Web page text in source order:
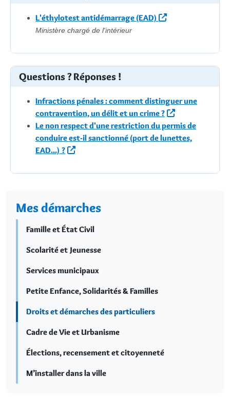
L'éthylotest antidémarrage (EAD)
Ministère chargé de l'intérieur
Questions ? Réponses !
Infractions pénales : comment distinguer une
contravention, un délit et un crime ?
Le non respect d'une restriction du permis de
conduire est-il sanctionné (port de lunettes,
EAD...) ?
Mes démarches
Famille et État Civil
Scolarité et Jeunesse
Services municipaux
Petite Enfance, Solidarités & Familles
Droits et démarches des particuliers
Cadre de Vie et Urbanisme
Élections, recensement et citoyenneté
M’installer dans la ville